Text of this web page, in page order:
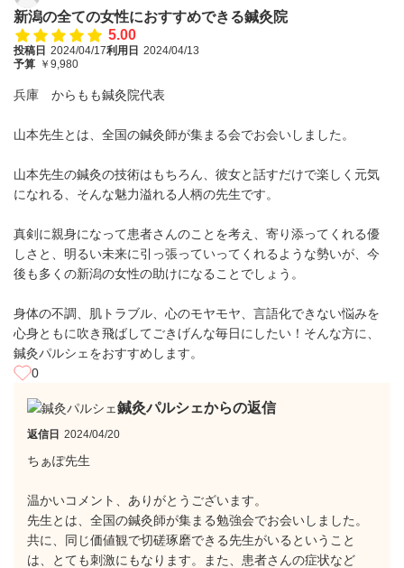
新潟の全ての女性におすすめできる鍼灸院
5.00
投稿日 2024/04/17利用日 2024/04/13
予算 ￥9,980
兵庫 からもも鍼灸院代表
山本先生とは、全国の鍼灸師が集まる会でお会いしました。
山本先生の鍼灸の技術はもちろん、彼女と話すだけで楽しく元気
になれる、そんな魅力溢れる人柄の先生です。
真剣に親身になって患者さんのことを考え、寄り添ってくれる優
しさと、明るい未来に引っ張っていってくれるような勢いが、今
後も多くの新潟の女性の助けになることでしょう。
身体の不調、肌トラブル、心のモヤモヤ、言語化できない悩みを
心身ともに吹き飛ばしてごきげんな毎日にしたい！そんな方に、
鍼灸パルシェをおすすめします。
0
鍼灸パルシェからの返信
返信日 2024/04/20
ちぁぽ先生
温かいコメント、ありがとうございます。
先生とは、全国の鍼灸師が集まる勉強会でお会いしました。
共に、同じ価値観で切磋琢磨できる先生がいるということ
は、とても刺激にもなります。また、患者さんの症状など